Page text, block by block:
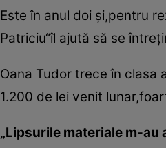
Este în anul doi şi,pentru
Patriciu“îl ajută să se
Oana Tudor trece în clasa
1.200 de lei venit
„Lipsurile materiale m-au